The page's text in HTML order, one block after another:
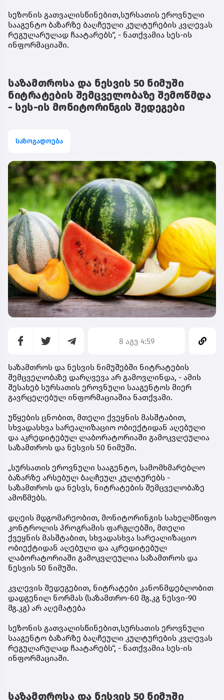
სეზონის გათვალისწინებით,სურსათის ეროვნული
სააგენტო ბაზარზე ბაღჩეული კულტურების კვლევას
რეგულარულად ჩაატარებს“, - ნათქვამია სეს-ის
ინფორმაციაში.
საზამთროსა და ნესვის 50 ნიმუში
ნიტრატების შემცველობაზე შემოწმდა
- სეს-ის მონიტორინგის შედეგები
საზოგადოება
8 აგვ 4:59
საზამთროს და ნესვის ნიმუშებში ნიტრატების
შემცველობაზე დარღვევა არ გამოვლინდა, - ამის
შესახებ სურსათის ეროვნული სააგენტოს მიერ
გავრცელებულ ინფორმაციაშია ნათქვამი.
უწყების ცნობით, მთელი ქვეყნის მასშტაბით,
სხვადასხვა სარეალიზაციო ობიექტიდან აღებული
და აკრედიტებულ ლაბორატორიაში გამოკვლეულია
საზამთროს და ნესვის 50 ნიმუში.
„სურსათის ეროვნული სააგენტო, სამომხმარებლო
ბაზარზე არსებულ ბაღჩეულ კულტურებს -
საზამთროს და ნესვს, ნიტრატების შემცველობაზე
ამოწმებს.
დღეის მდგომარეობით, მონიტორინგის სახელმწიფო
კონტროლის პროგრამის ფარგლებში, მთელი
ქვეყნის მასშტაბით, სხვადასხვა სარეალიზაციო
ობიექტიდან აღებული და აკრედიტებულ
ლაბორატორიაში გამოკვლეულია საზამთროს და
ნესვის 50 ნიმუში.
კვლევის შედეგებით, ნიტრატები კანონმდებლობით
დადგენილ ნორმას (საზამთრო-60 მგ.კგ ნესვი-90
მგ.კგ) არ აღემატება
სეზონის გათვალისწინებით,სურსათის ეროვნული
სააგენტო ბაზარზე ბაღჩეული კულტურების კვლევას
რეგულარულად ჩაატარებს“, - ნათქვამია სეს-ის
ინფორმაციაში.
საზამთროსა და ნესვის 50 ნიმუში